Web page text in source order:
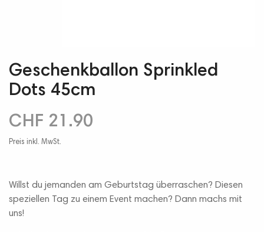
Geschenkballon Sprinkled
Dots 45cm
CHF 21.90
Preis inkl. MwSt.
Willst du jemanden am Geburtstag überraschen? Diesen
speziellen Tag zu einem Event machen? Dann machs mit
uns!